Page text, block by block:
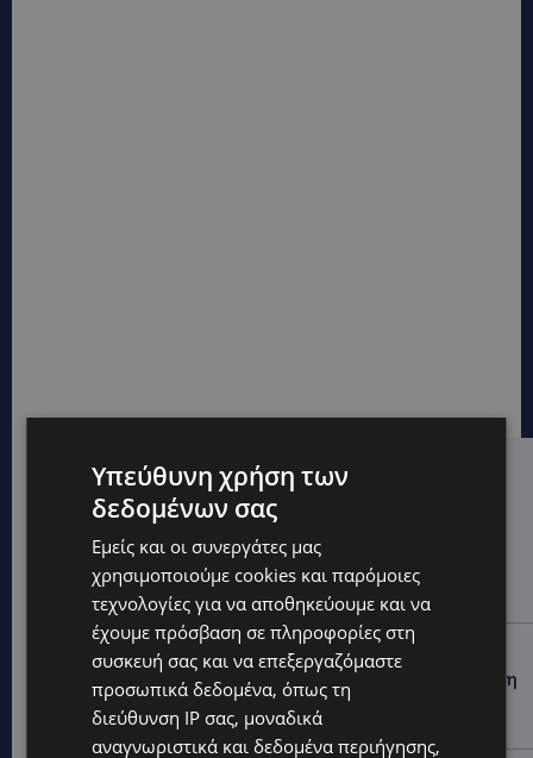
Hot this week
UPDATES
ΚΙΤΡΙΝΗ ΠΡΟΕΙΔΟΠΟΙΗΣΗ: Έτοιμοι για παραλία –
Στους 40°C και σήμερα η Κύπρος-Πότε θα τεθεί σε
ισχύ
UPDATES
ΦΕΙΔΙΑΣ ΠΑΝΑΓΙΩΤΟΥ: Η εμφάνισή του στην εκδήλωση
για Ισαάκ και Σολωμού προκάλεσε αντιδράσεις –
«Ασέβεια προς τους νεκρούς»-(Φώτο)
Υπεύθυνη χρήση των
δεδομένων σας
Εμείς και οι συνεργάτες μας
χρησιμοποιούμε cookies και παρόμοιες
τεχνολογίες για να αποθηκεύουμε και να
έχουμε πρόσβαση σε πληροφορίες στη
συσκευή σας και να επεξεργαζόμαστε
προσωπικά δεδομένα, όπως τη
διεύθυνση IP σας, μοναδικά
αναγνωριστικά και δεδομένα περιήγησης,